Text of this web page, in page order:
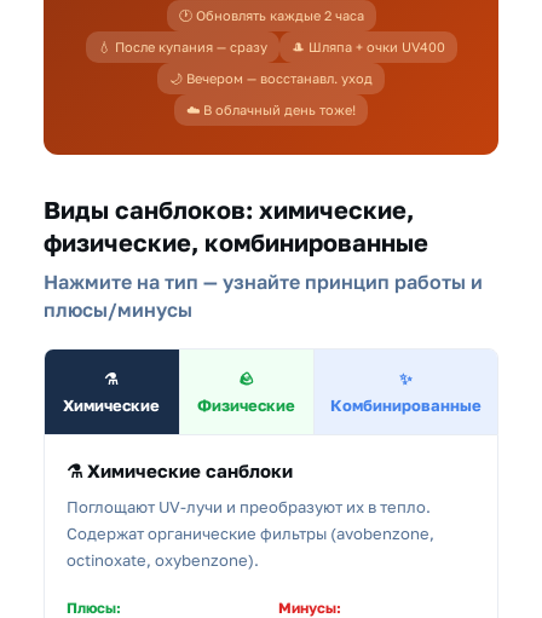
🕐 Обновлять каждые 2 часа
💧 После купания — сразу
🎩 Шляпа + очки UV400
🌙 Вечером — восстанавл. уход
☁️ В облачный день тоже!
Виды санблоков: химические,
физические, комбинированные
Нажмите на тип — узнайте принцип работы и
плюсы/минусы
⚗️
Химические
🪨
Физические
✨
Комбинированные
⚗️ Химические санблоки
Поглощают UV-лучи и преобразуют их в тепло.
Содержат органические фильтры (avobenzone,
octinoxate, oxybenzone).
Плюсы: Минусы: